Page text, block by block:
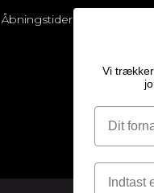
Åbningstider
Vi